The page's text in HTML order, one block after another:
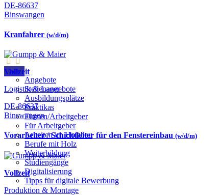
Jobs
Angebote
Stellenangebote
Ausbildungsplätze
Praktikas
Firmen/Arbeitgeber
Für Arbeitgeber
Arbeiten im Holzbau
Berufe mit Holz
Weiterbildung
Studiengänge
Digitalisierung
Tipps für digitale Bewerbung
DE-86637
Binswangen
Kranfahrer (w/d/m)
Vollzeit
Logistik & Lager
DE-86637
Binswangen
Vorarbeiter / Schichtleiter für den Fenstereinbau (w/d/m)
Vollzeit
Produktion & Montage